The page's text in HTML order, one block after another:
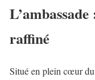
raffiné
Situé en plein cœur